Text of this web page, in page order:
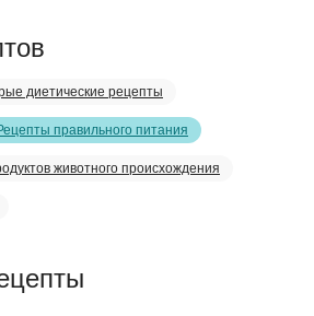
диетические рецепты
правильного питания
животного происхождения